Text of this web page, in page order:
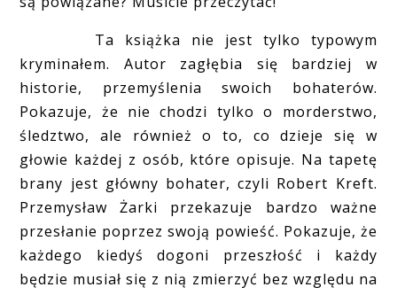
Ta książka nie jest tylko typowym
kryminałem. Autor zagłębia się bardziej w
historie, przemyślenia swoich bohaterów.
Pokazuje, że nie chodzi tylko o morderstwo,
śledztwo, ale również o to, co dzieje się w
głowie każdej z osób, które opisuje. Na tapetę
brany jest główny bohater, czyli Robert Kreft.
Przemysław Żarki przekazuje bardzo ważne
przesłanie poprzez swoją powieść. Pokazuje, że
każdego kiedyś dogoni przeszłość i każdy
będzie musiał się z nią zmierzyć bez względu na